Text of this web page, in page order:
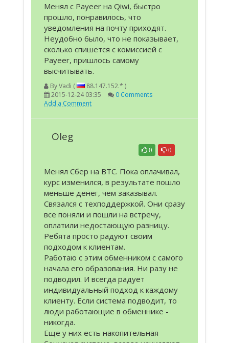
Менял с Payeer на Qiwi, быстро
прошло, понравилось, что
уведомления на почту приходят.
Неудобно было, что не показывает,
сколько спишется с комиссией с
Payeer, пришлось самому
высчитывать.
ByVadi (
88.147.152.* )
2015-12-24 03:35
0 Comments
Add a Comment
Oleg
0
0
Менял Сбер на BTC. Пока оплачивал,
курс изменился, в результате пошло
меньше денег, чем заказывал.
Связался с техподдержкой. Они сразу
все поняли и пошли на встречу,
оплатили недостающую разницу.
Ребята просто радуют своим
подходом к клиентам.
Работаю с этим обменником с самого
начала его образования. Ни разу не
подводил. И всегда радует
индивидуальный подход к каждому
клиенту. Если система подводит, то
люди работающие в обменнике -
никогда.
Еще у них есть накопительная